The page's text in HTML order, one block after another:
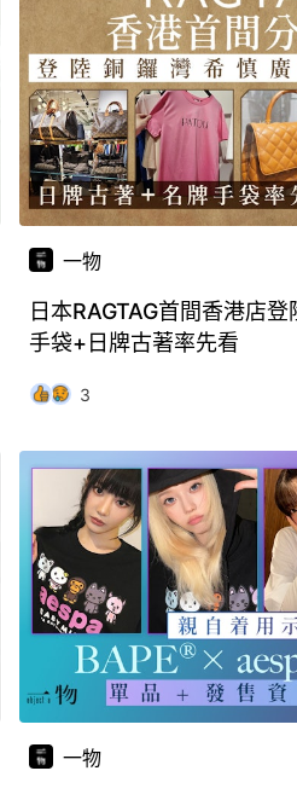
一物
日本RAGTAG首間香港店
手袋+日牌古著率先看
3
一物